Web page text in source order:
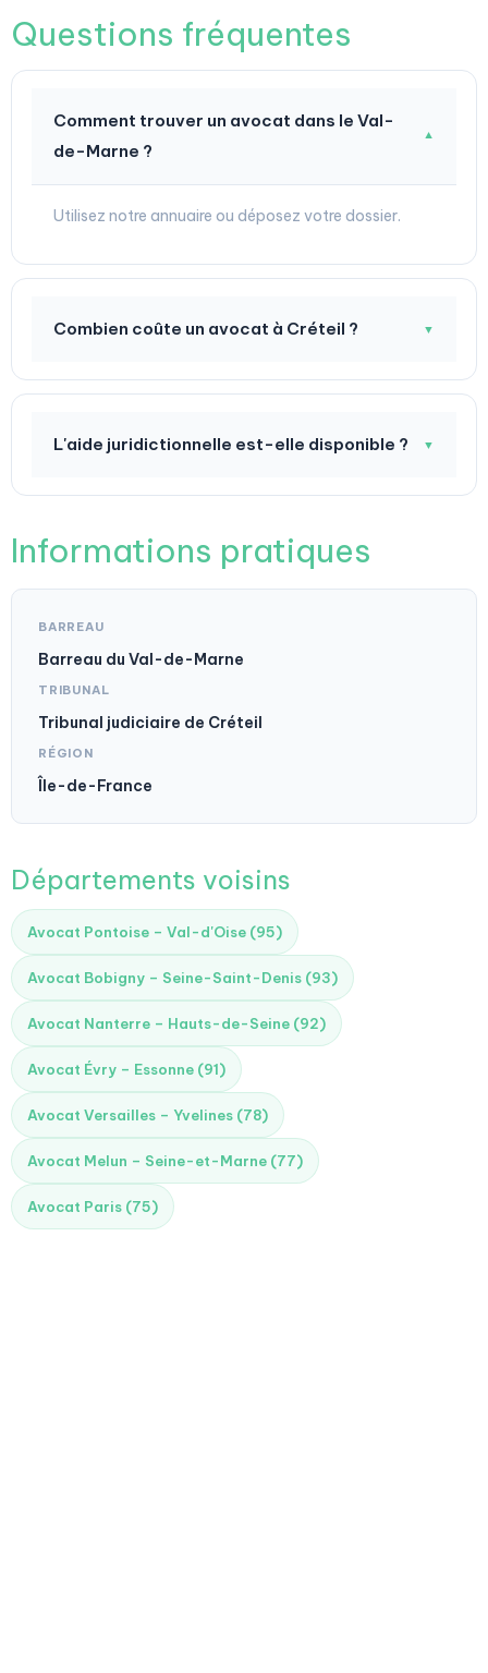
Questions fréquentes
Comment trouver un avocat dans le Val-
de-Marne ?
▼
Utilisez notre annuaire ou déposez votre dossier.
Combien coûte un avocat à Créteil ? ▼
L'aide juridictionnelle est-elle disponible ? ▼
Informations pratiques
BARREAU
Barreau du Val-de-Marne
TRIBUNAL
Tribunal judiciaire de Créteil
RÉGION
Île-de-France
Départements voisins
Avocat Pontoise – Val-d'Oise (95)
Avocat Bobigny – Seine-Saint-Denis (93)
Avocat Nanterre – Hauts-de-Seine (92)
Avocat Évry – Essonne (91)
Avocat Versailles – Yvelines (78)
Avocat Melun – Seine-et-Marne (77)
Avocat Paris (75)